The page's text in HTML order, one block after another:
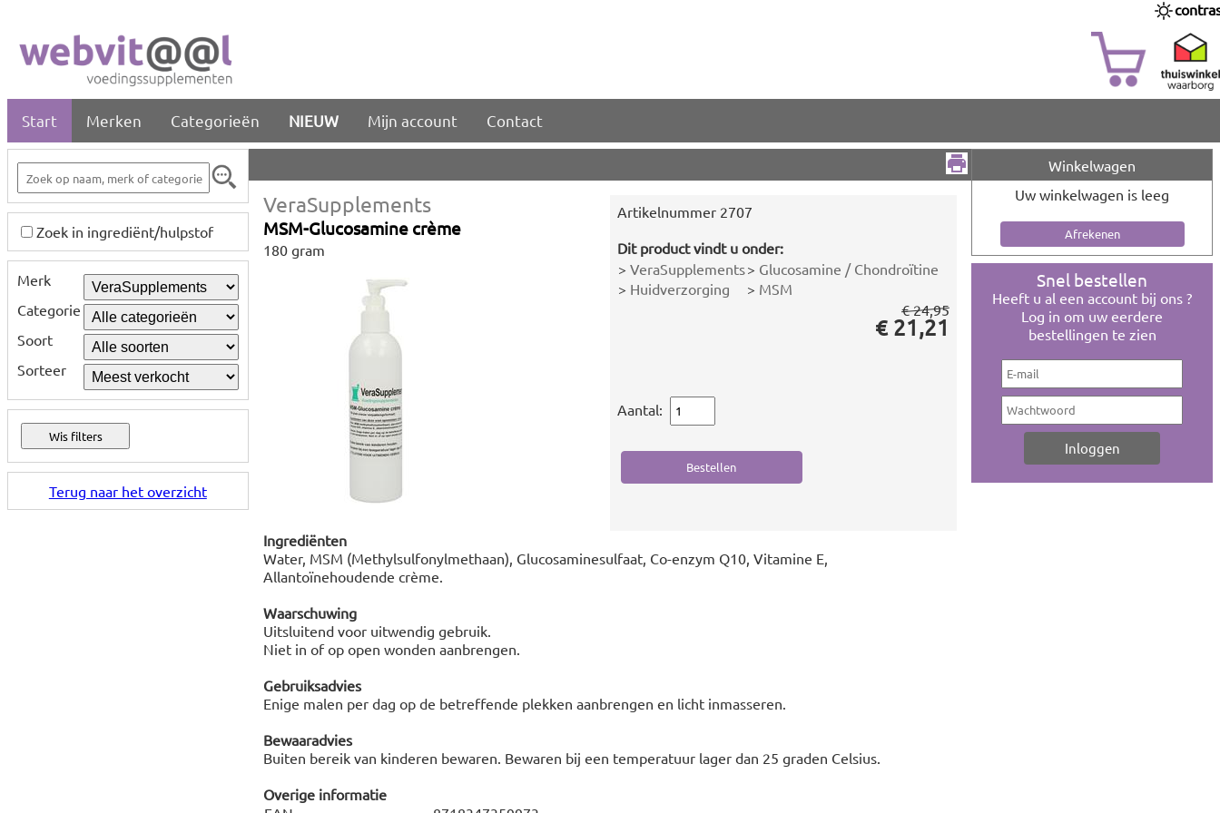
Start Merken Categorieën NIEUW Mijn account Contact
Zoek in ingrediënt/hulpstof
Merk
Categorie
Soort
Sorteer
Terug naar het overzicht
VeraSupplements
MSM-Glucosamine crème
180 gram
Artikelnummer 2707
Dit product vindt u onder:
> VeraSupplements> Glucosamine / Chondroïtine
> Huidverzorging > MSM
€ 24,95
€ 21,21
Aantal:
Ingrediënten
Water, MSM (Methylsulfonylmethaan), Glucosaminesulfaat, Co-enzym Q10, Vitamine E,
Allantoïnehoudende crème.
Waarschuwing
Uitsluitend voor uitwendig gebruik.
Niet in of op open wonden aanbrengen.
Gebruiksadvies
Enige malen per dag op de betreffende plekken aanbrengen en licht inmasseren.
Bewaaradvies
Buiten bereik van kinderen bewaren. Bewaren bij een temperatuur lager dan 25 graden Celsius.
Overige informatie
Winkelwagen
Uw winkelwagen is leeg
Snel bestellen
Heeft u al een account bij ons ?
Log in om uw eerdere
bestellingen te zien